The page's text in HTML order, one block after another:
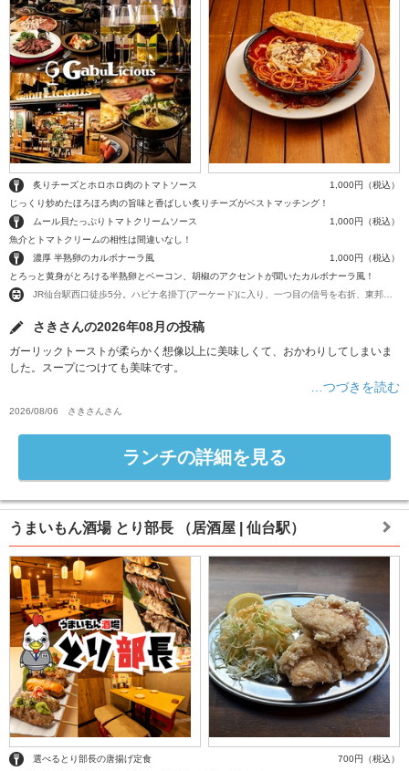
炙りチーズとホロホロ肉のトマトソース
1,000円（税込）
じっくり炒めたほろほろ肉の旨味と香ばしい炙りチーズがベストマッチング！
ムール貝たっぷりトマトクリームソース
1,000円（税込）
魚介とトマトクリームの相性は間違いなし！
濃厚 半熟卵のカルボナーラ風
1,000円（税込）
とろっと黄身がとろける半熟卵とベーコン、胡椒のアクセントが聞いたカルボナーラ風！
さきさんの2026年08月の投稿
ガーリックトーストが柔らかく想像以上に美味しくて、おかわりしてしまいま
した。スープにつけても美味です。
…つづきを読む
2026/08/06 さきさん さん
ランチの詳細を見る
うまいもん酒場 とり部長 （居酒屋 | 仙台駅）
選べるとり部長の唐揚げ定食
700円（税込）